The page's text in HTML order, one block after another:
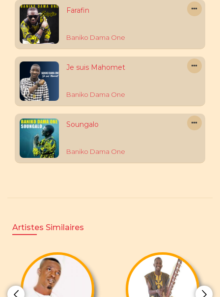
Farafin
Baniko Dama One
Je suis Mahomet
Baniko Dama One
Soungalo
Baniko Dama One
Artistes Similaires